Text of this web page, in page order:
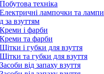
Побутова техніка
Електричні лампочки та лампи
за взуттям
Креми і фарби
Креми та фарби
Щітки і губки для взуття
Щітки та губки для взуття
Засоби від запаху взуття